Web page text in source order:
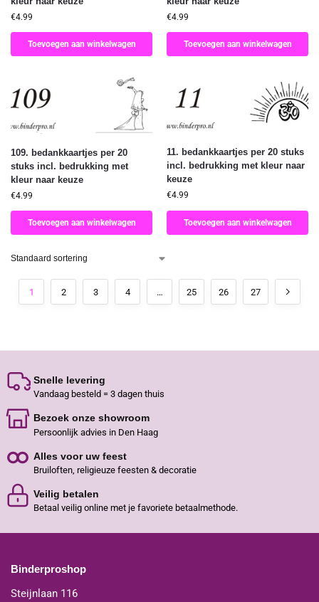
€4.99
Toevoegen aan winkelwagen
€4.99
Toevoegen aan winkelwagen
109. bedankkaartjes per 20
stuks incl. bedrukking met
kleur naar keuze
€4.99
Toevoegen aan winkelwagen
11. bedankkaartjes per 20 stuks
incl. bedrukking met kleur naar
keuze
€4.99
Toevoegen aan winkelwagen
1 2 3 4 … 25 26 27
Snelle levering
Vandaag besteld = 3 dagen thuis
Bezoek onze showroom
Persoonlijk advies in Den Haag
Alles voor uw feest
Bruiloften, religieuze feesten & decoratie
Veilig betalen
Betaal veilig online met je favoriete betaalmethode.
Binderproshop
Steijnlaan 116